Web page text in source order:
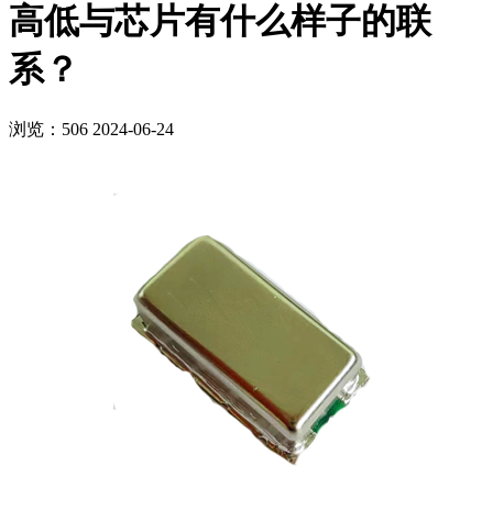
高低与芯片有什么样子的联
系？
浏览：506 2024-06-24